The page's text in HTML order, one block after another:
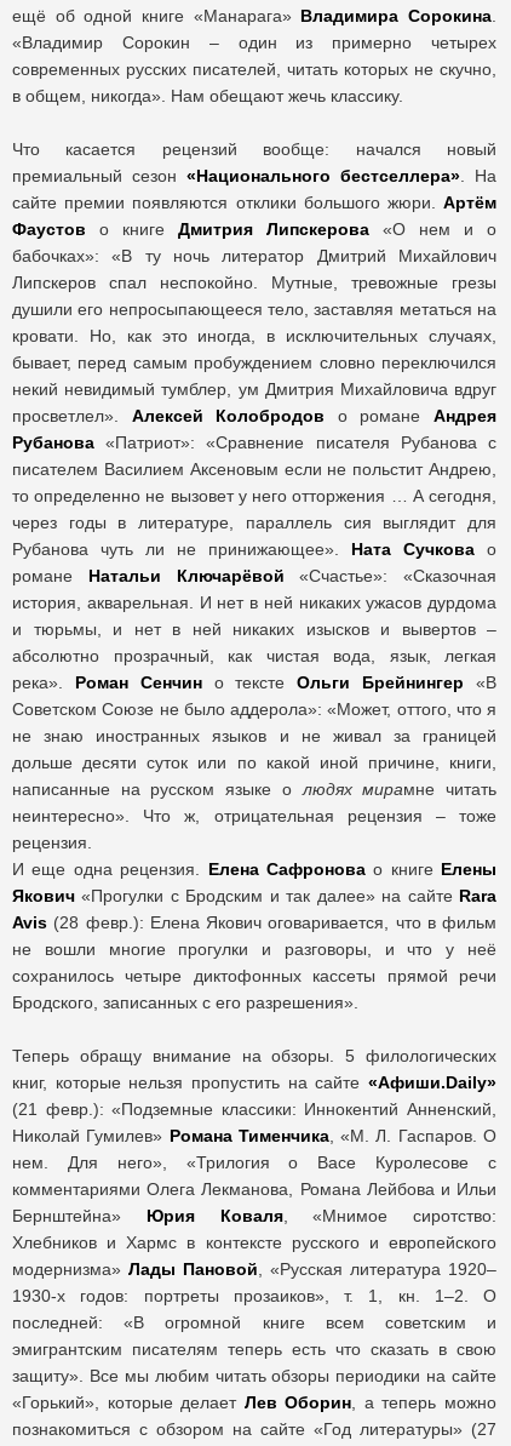
ещё об одной книге «Манарага» Владимира Сорокина
«Владимир Сорокин – один из примерно четырех
современных русских писателей, читать которых не скучно,
в общем, никогда». Нам обещают жечь классику.
Что касается рецензий вообще: начался новый
премиальный сезон «Национального бестселлера» . На
сайте премии появляются отклики большого жюри. Артём
Фаустов о книге Дмитрия Липскерова «О нем и о
бабочках»: «В ту ночь литератор Дмитрий Михайлович
Липскеров спал неспокойно. Мутные, тревожные грезы
душили его непросыпающееся тело, заставляя метаться на
кровати. Но, как это иногда, в исключительных случаях,
бывает, перед самым пробуждением словно переключился
некий невидимый тумблер, ум Дмитрия Михайловича вдруг
просветлел». Алексей Колобродов о романеАндрея
Рубанова «Патриот»: «Сравнение писателя Рубанова с
писателем Василием Аксеновым если не польстит Андрею,
то определенно не вызовет у него отторжения … А сегодня,
через годы в литературе, параллель сия выглядит для
Рубанова чуть ли не принижающее». Ната Сучкова о
романе Натальи Ключарёвой «Счастье»: «Сказочная
история, акварельная. И нет в ней никаких ужасов дурдома
и тюрьмы, и нет в ней никаких изысков и вывертов –
абсолютно прозрачный, как чистая вода, язык, легкая
река». Роман Сенчино текстеОльги Брейнингер «В
Советском Союзе не было аддерола»: «Может, оттого, что я
не знаю иностранных языков и не живал за границей
дольше десяти суток или по какой иной причине, книги,
написанные на русском языке о людях мирамне читать
неинтересно». Что ж, отрицательная рецензия – тоже
рецензия.
И еще одна рецензия. Елена Сафроновао книге Елены
Якович «Прогулки с Бродским и так далее» на сайте Rara
Avis (28 февр.): Елена Якович оговаривается, что в фильм
не вошли многие прогулки и разговоры, и что у неё
сохранилось четыре диктофонных кассеты прямой речи
Бродского, записанных с его разрешения».
Теперь обращу внимание на обзоры. 5 филологических
книг, которые нельзя пропустить на сайте «Афиши.Daily»
(21 февр.): «Подземные классики: Иннокентий Анненский,
Николай Гумилев» Романа Тименчика, «М. Л. Гаспаров. О
нем. Для него», «Трилогия о Васе Куролесове с
комментариями Олега Лекманова, Романа Лейбова и Ильи
Бернштейна» Юрия Коваля, «Мнимое сиротство:
Хлебников и Хармс в контексте русского и европейского
модернизма» Лады Пановой , «Русская литература 1920–
1930-х годов: портреты прозаиков», т. 1, кн. 1–2. О
последней: «В огромной книге всем советским и
эмигрантским писателям теперь есть что сказать в свою
защиту». Все мы любим читать обзоры периодики на сайте
«Горький», которые делает Лев Оборин , а теперь можно
познакомиться с обзором на сайте «Год литературы» (27